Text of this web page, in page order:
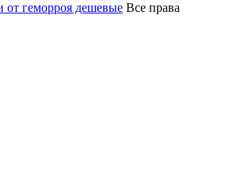
от геморроя дешевые Все права